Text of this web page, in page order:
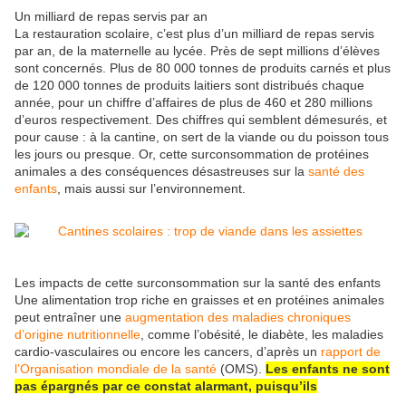
Un milliard de repas servis par an
La restauration scolaire, c’est plus d’un milliard de repas servis
par an, de la maternelle au lycée. Près de sept millions d’élèves
sont concernés. Plus de 80 000 tonnes de produits carnés et plus
de 120 000 tonnes de produits laitiers sont distribués chaque
année, pour un chiffre d’affaires de plus de 460 et 280 millions
d’euros respectivement. Des chiffres qui semblent démesurés, et
pour cause : à la cantine, on sert de la viande ou du poisson tous
les jours ou presque. Or, cette surconsommation de protéines
animales a des conséquences désastreuses sur la santé des
enfants , mais aussi sur l’environnement.
Les impacts de cette surconsommation sur la santé des enfants
Une alimentation trop riche en graisses et en protéines animales
peut entraîner une augmentation des maladies chroniques
d’origine nutritionnelle , comme l’obésité, le diabète, les maladies
cardio-vasculaires ou encore les cancers, d’après un rapport de
l’Organisation mondiale de la santé (OMS). Les enfants ne sont
pas épargnés par ce constat alarmant, puisqu’ils